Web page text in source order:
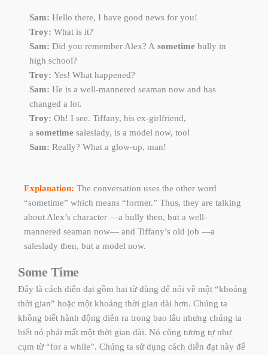
Sam: Hello there, I have good news for you!
Troy: What is it?
Sam: Did you remember Alex? Asometime bully in
high school?
Troy: Yes! What happened?
Sam: He is a well-mannered seaman now and has
changed a lot.
Troy: Oh! I see. Tiffany, his ex-girlfriend,
asometime saleslady, is a model now, too!
Sam: Really? What a glow-up, man!
Explanation: The conversation uses the other word
“sometime” which means “former.” Thus, they are talking
about Alex’s character —a bully then, but a well-
mannered seaman now— and Tiffany’s old job —a
saleslady then, but a model now.
Some Time ​
Đây là cách diễn đạt gồm hai từ dùng để nói về một “khoảng
thời gian” hoặc một khoảng thời gian dài hơn. Chúng ta
không biết hành động diễn ra trong bao lâu nhưng chúng ta
biết nó phải mất một thời gian dài. Nó cũng tương tự như
cụm từ “for a while”. Chúng ta sử dụng cách diễn đạt này để